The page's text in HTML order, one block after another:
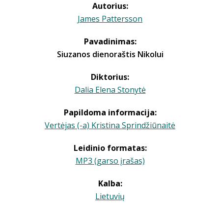
Autorius:
James Pattersson
Pavadinimas:
Siuzanos dienoraštis Nikolui
Diktorius:
Dalia Elena Stonytė
Papildoma informacija:
Vertėjas (-a) Kristina Sprindžiūnaitė
Leidinio formatas:
MP3 (garso įrašas)
Kalba:
Lietuvių